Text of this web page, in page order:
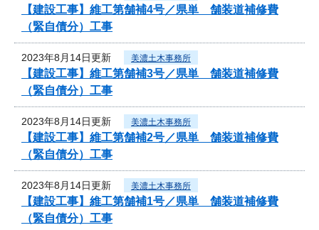
【建設工事】維工第舗補4号／県単 舗装道補修費
（緊自債分）工事
2023年8月14日更新 美濃土木事務所
【建設工事】維工第舗補3号／県単 舗装道補修費
（緊自債分）工事
2023年8月14日更新 美濃土木事務所
【建設工事】維工第舗補2号／県単 舗装道補修費
（緊自債分）工事
2023年8月14日更新 美濃土木事務所
【建設工事】維工第舗補1号／県単 舗装道補修費
（緊自債分）工事